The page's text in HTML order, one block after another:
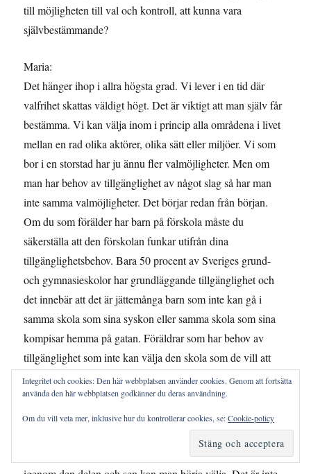
till möjligheten till val och kontroll, att kunna vara
självbestämmande?
Maria:
Det hänger ihop i allra högsta grad. Vi lever i en tid där
valfrihet skattas väldigt högt. Det är viktigt att man själv får
bestämma. Vi kan välja inom i princip alla områdena i livet
mellan en rad olika aktörer, olika sätt eller miljöer. Vi som
bor i en storstad har ju ännu fler valmöjligheter. Men om
man har behov av tillgänglighet av något slag så har man
inte samma valmöjligheter. Det börjar redan från början.
Om du som förälder har barn på förskola måste du
säkerställa att den förskolan funkar utifrån dina
tillgänglighetsbehov. Bara 50 procent av Sveriges grund-
och gymnasieskolor har grundläggande tillgänglighet och
det innebär att det är jättemånga barn som inte kan gå i
samma skola som sina syskon eller samma skola som sina
kompisar hemma på gatan. Föräldrar som har behov av
tillgänglighet som inte kan välja den skola som de vill att
deras barn ska gå i, samtidigt som det sägs att vi har ett fritt
skolval i Sverige. Genom hela livet så finns det här,
tillgänglighet och användbarheten är det första, på något
sätt. Vilka tjänster eller vilka evenemang eller vilka möjliga
arbetsgivare eller vilka möjliga utbildningar liksom kommer
Integritet och cookies: Den här webbplatsen använder cookies. Genom att fortsätta
använda den här webbplatsen godkänner du deras användning.
Om du vill veta mer, inklusive hur du kontrollerar cookies, se:Cookie-policy